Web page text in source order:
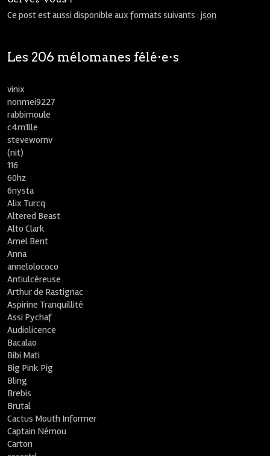
Ce post est aussi disponible aux formats suivants :json
Les 206 mélomanes fêlé⋅e⋅s
vinix
nonmei9227
rabbimoule
c4m1lle
stevewornv
(nit)
116
60hz
6nysta
Alix Turcq
Altered Beast
Alto Clark
Amel Bent
Anna
annelolococo
Antiulcéreuse
Arthur de Rastignac
Aspirine Tranquillité
Assi Pychaf
Audiolicence
Bacalao
Bibi Mati
Big Pink Pig
Bling
Brebis
Brutal
Cactus Mouth Informer
Captain Némou
Carton